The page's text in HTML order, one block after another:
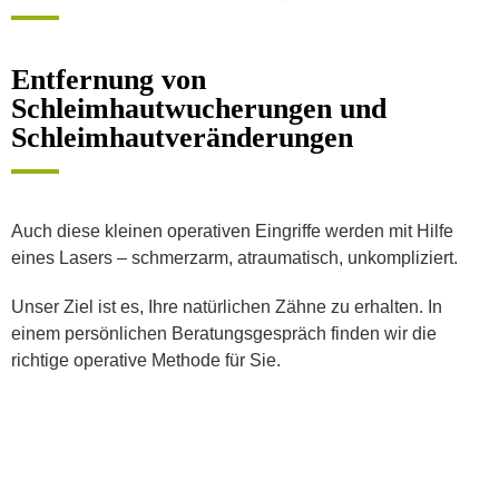
Entfernung von
Schleimhautwucherungen und
Schleimhautveränderungen
Auch diese kleinen operativen Eingriffe werden mit Hilfe
eines Lasers – schmerzarm, atraumatisch, unkompliziert.
Unser Ziel ist es, Ihre natürlichen Zähne zu erhalten. In
einem persönlichen Beratungsgespräch finden wir die
richtige operative Methode für Sie.